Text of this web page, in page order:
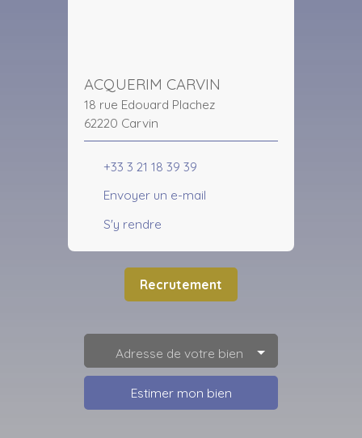
ACQUERIM CARVIN
18 rue Edouard Plachez
62220 Carvin
+33 3 21 18 39 39
Envoyer un e-mail
S'y rendre
Recrutement
Adresse de votre bien
Estimer mon bien